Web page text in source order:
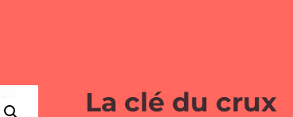
La clé du crux